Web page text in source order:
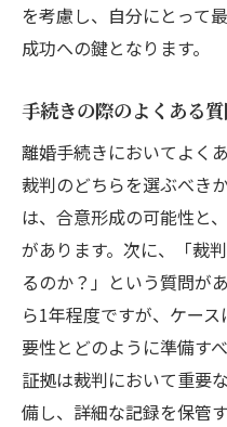
を考慮し、自分にとって
成功への鍵となります。
手続きの際のよくある
離婚手続きにおいてよく
裁判のどちらを選ぶべき
は、合意形成の可能性と
があります。次に、「裁
るのか？」という質問が
ら1年程度ですが、ケー
要性とどのように準備す
証拠は裁判において重要
備し、詳細な記録を保管